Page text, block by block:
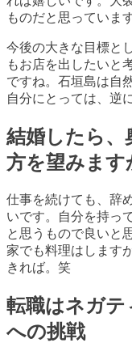
ものだと思っています
今後の大きな目標と
もお店を出したいと
ですね。石垣島は自
自分にとっては、逆
結婚したら、
方を望みます
仕事を続けても、辞
いです。自分を持っ
と思うもので良いと
家でも料理はします
きれば。笑
転職はネガ
への挑戦